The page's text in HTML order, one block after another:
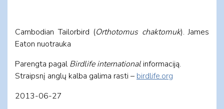
Cambodian Tailorbird (Orthotomus chaktomuk). James
Eaton nuotrauka
Parengta pagalBirdlife international informaciją.
Straipsnį anglų kalba galima rasti – birdlife.org
2013-06-27